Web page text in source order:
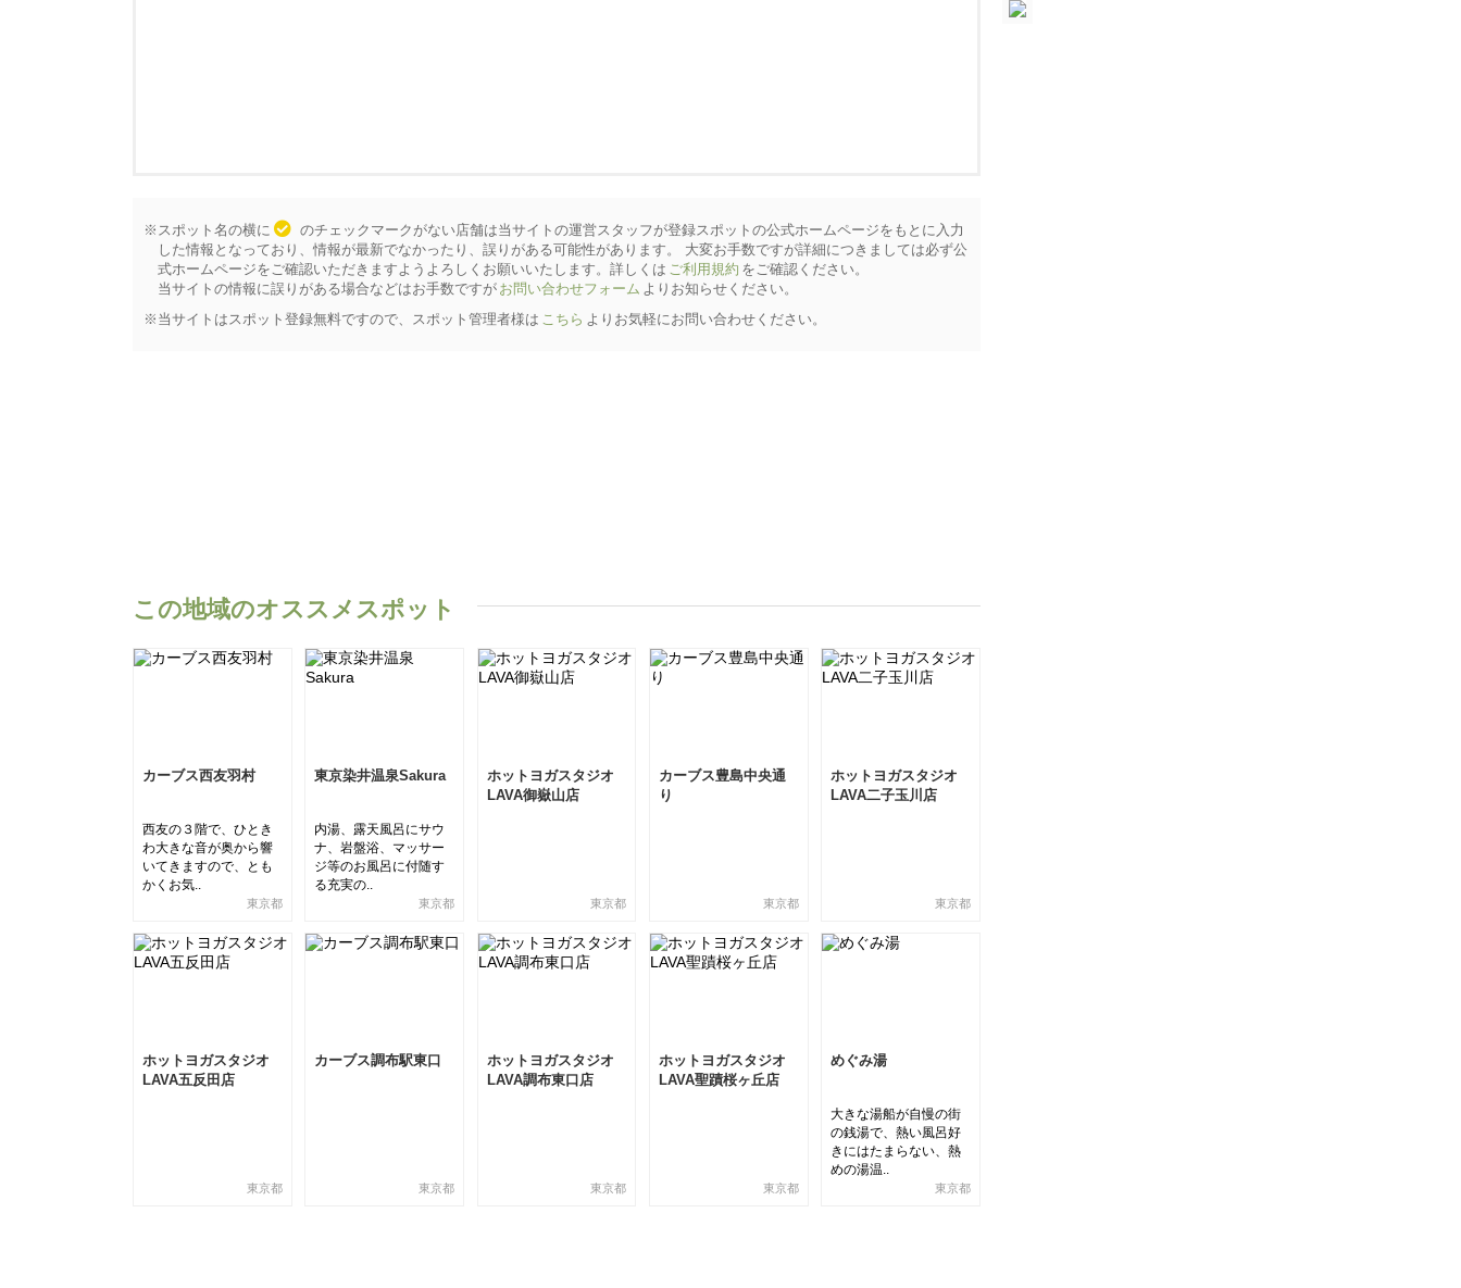
※スポット名の横に
のチェックマークがない店舗は当サイトの運営スタッフが登録スポットの公式ホームページをもとに入力
した情報となっており、情報が最新でなかったり、誤りがある可能性があります。 大変お手数ですが詳細につきましては必ず公
式ホームページをご確認いただきますようよろしくお願いいたします。詳しくは ご利用規約 をご確認ください。
当サイトの情報に誤りがある場合などはお手数ですが お問い合わせフォーム よりお知らせください。
※当サイトはスポット登録無料ですので、スポット管理者様は こちら よりお気軽にお問い合わせください。
この地域のオススメスポット
カーブス西友羽村
西友の３階で、ひとき
わ大きな音が奥から響
いてきますので、とも
かくお気..
東京都
東京染井温泉Sakura
内湯、露天風呂にサウ
ナ、岩盤浴、マッサー
ジ等のお風呂に付随す
る充実の..
東京都
ホットヨガスタジオ
LAVA御嶽山店
東京都
カーブス豊島中央通
り
東京都
ホットヨガスタジオ
LAVA二子玉川店
東京都
ホットヨガスタジオ
LAVA五反田店
東京都
カーブス調布駅東口
東京都
ホットヨガスタジオ
LAVA調布東口店
東京都
ホットヨガスタジオ
LAVA聖蹟桜ヶ丘店
東京都
めぐみ湯
大きな湯船が自慢の街
の銭湯で、熱い風呂好
きにはたまらない、熱
めの湯温..
東京都